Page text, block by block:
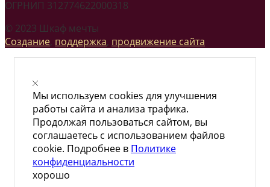
ОГРНИП 312774622000318
© 2023 Шкаф мечты
Создание, поддержка, продвижение сайта
Мы используем cookies для улучшения
работы сайта и анализа трафика.
Продолжая пользоваться сайтом, вы
соглашаетесь с использованием файлов
cookie. Подробнее в Политике
конфиденциальности
хорошо